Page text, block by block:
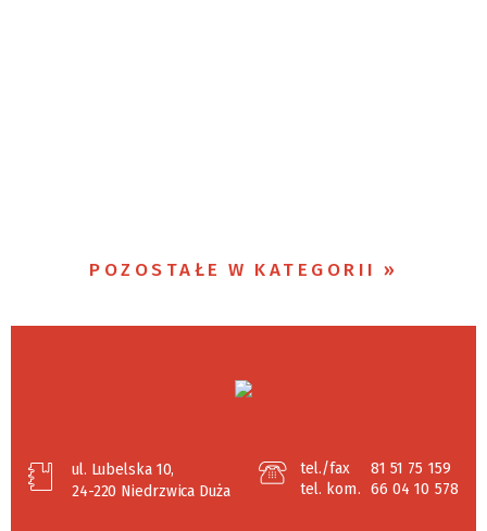
POZOSTAŁE W KATEGORII
ul. Lubelska 10,
24-220 Niedrzwica Duża
tel./fax
81 51 75 159
tel. kom. 66 04 10 578